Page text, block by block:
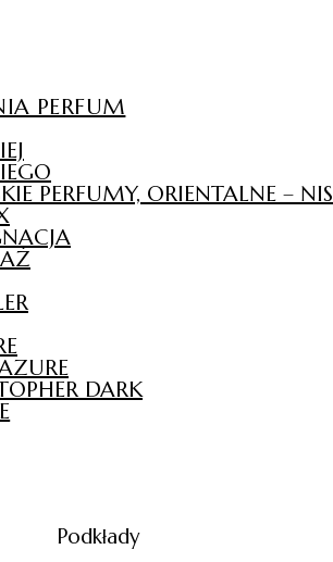
PERFUM
PERFUMY, ORIENTALNE –
DARK
Podkłady